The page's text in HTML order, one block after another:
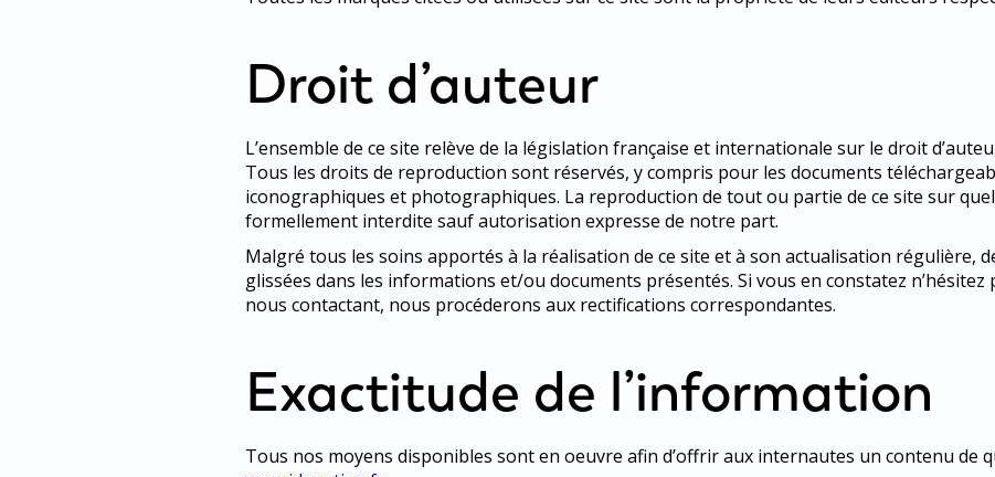
Droit d’auteur
L’ensemble de ce site relève de la législation française et internationale sur le droit
Tous les droits de reproduction sont réservés, y compris pour les documents
iconographiques et photographiques. La reproduction de tout ou partie de ce site sur
formellement interdite sauf autorisation expresse de notre part.
Malgré tous les soins apportés à la réalisation de ce site et à son actualisation régulière,
glissées dans les informations et/ou documents présentés. Si vous en constatez n’hésitez
nous contactant, nous procéderons aux rectifications correspondantes.
Exactitude de l’information
Tous nos moyens disponibles sont en oeuvre afin d’offrir aux internautes un contenu de